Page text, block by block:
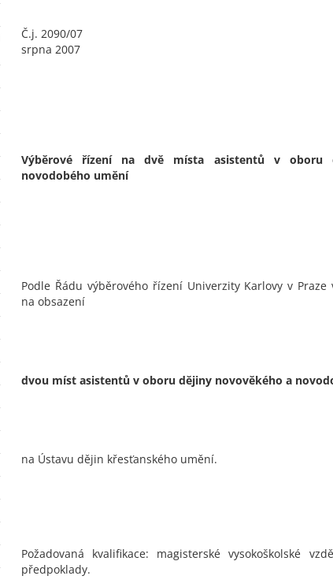
Č.j. 2090/07 V
srpna 2007
Výběrové řízení na dvě místa asistentů v oboru
novodobého umění
Podle Řádu výběrového řízení Univerzity Karlovy v
na obsazení
dvou míst asistentů v oboru dějiny novověkého a
na Ústavu dějin křesťanského umění.
Požadovaná kvalifikace: magisterské vysokoškolské
předpoklady.